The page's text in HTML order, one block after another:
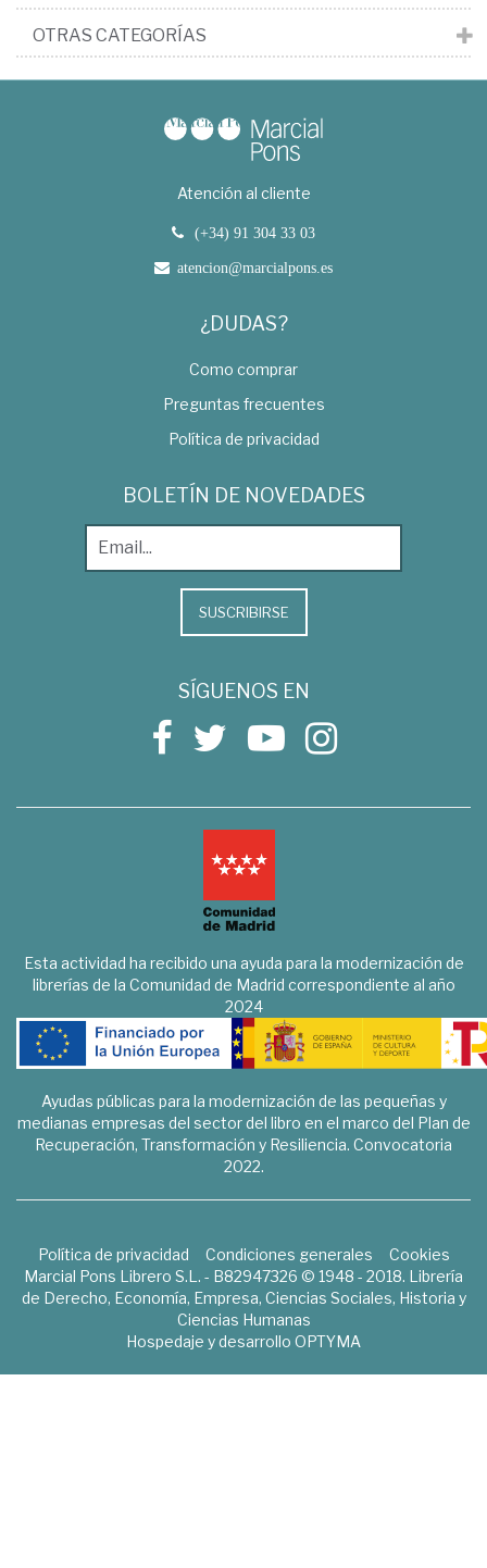
OTRAS CATEGORÍAS
Atención al cliente
(+34) 91 304 33 03
atencion@marcialpons.es
¿DUDAS?
Como comprar
Preguntas frecuentes
Política de privacidad
BOLETÍN DE NOVEDADES
SUSCRIBIRSE
SÍGUENOS EN
Esta actividad ha recibido una ayuda para la modernización de
librerías de la Comunidad de Madrid correspondiente al año
2024
Ayudas públicas para la modernización de las pequeñas y
medianas empresas del sector del libro en el marco del Plan de
Recuperación, Transformación y Resiliencia. Convocatoria
2022.
Política de privacidad Condiciones generales
Cookies
Marcial Pons Librero S.L. - B82947326 © 1948 - 2018. Librería
de Derecho, Economía, Empresa, Ciencias Sociales, Historia y
Ciencias Humanas
Hospedaje y desarrollo OPTYMA